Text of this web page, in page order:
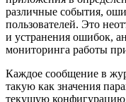
различные события,
пользователей. Это
и устранения ошибок,
мониторинга работы
Каждое сообщение в
такую как значения
текущую конфигурацию